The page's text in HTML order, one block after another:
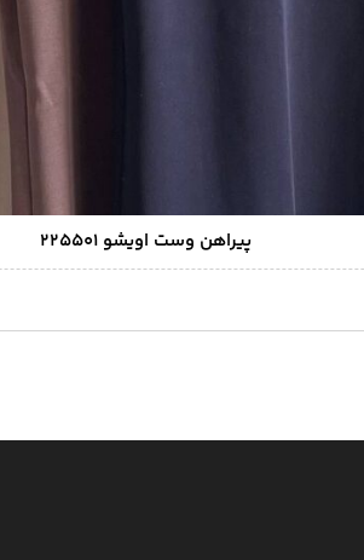
پیراهن وست اویشو ۲۲۵۵۰۱